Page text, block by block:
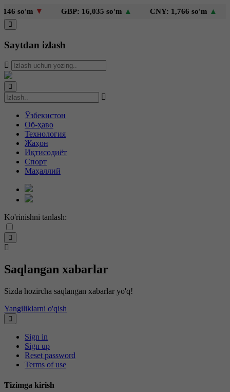
so'm▼ GBP: 16,035 so'm▲ CNY: 1,766 so'm▲
Saytdan izlash
Ўзбекистон
Об-ҳаво
Технология
Жаҳон
Иқтисодиёт
Спорт
Маҳаллий
Ko'rinishni tanlash:
Saqlangan xabarlar
Sizda hozircha saqlangan xabarlar yo'q!
Yangiliklarni o'qish
Sign in
Sign up
Reset password
Terms of use
Tizimga kirish